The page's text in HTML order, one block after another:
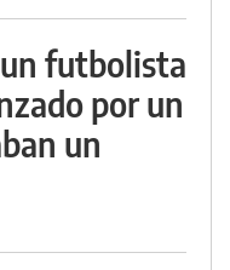
futbolista
por un
un